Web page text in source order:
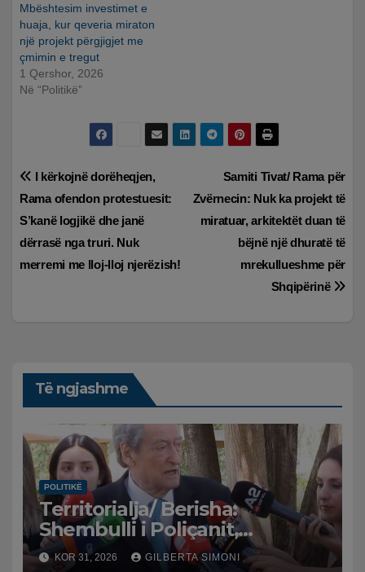
Mbështesim investimet e
huaja, kur qeveria miraton
një projekt përgjigjet me
çmimin e tregut
1 Qershor, 2026
Në “Politikë”
Lëvizje
te
postimet
Samiti Tivat/ Rama për
Zvërnecin: Nuk ka projekt të
miratuar, arkitektët duan të
bëjnë një dhuratë të
mrekullueshme për
Shqipërinë
I kërkojnë dorëheqjen,
Rama ofendon protestuesit:
S’kanë logjikë dhe janë
dërrasë nga truri. Nuk
merremi me lloj-lloj njerëzish!
Të ngjashme
POLITIKË
Territorialja/ Berisha:
Shembulli i Poliçanit,
frymëzim. S’mund të lejohet
KOR 31, 2026 GILBERTA SIMONI